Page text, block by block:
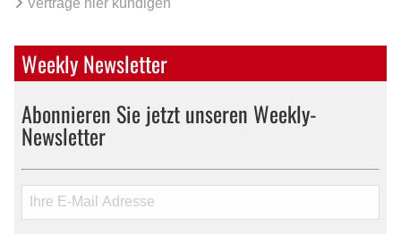
Weekly Newsletter
Abonnieren Sie jetzt unseren Weekly-
Newsletter